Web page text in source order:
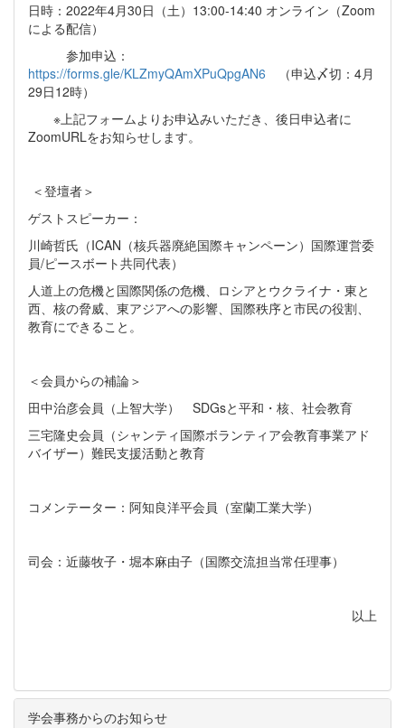
日時：2022年4月30日（土）13:00-14:40 オンライン（Zoom
による配信）
参加申込：
https://forms.gle/KLZmyQAmXPuQpgAN6 （申込〆切：4月
29日12時）
※上記フォームよりお申込みいただき、後日申込者に
ZoomURLをお知らせします。
＜登壇者＞
ゲストスピーカー：
川崎哲氏（ICAN（核兵器廃絶国際キャンペーン）国際運営委
員/ピースボート共同代表）
人道上の危機と国際関係の危機、ロシアとウクライナ・東と
西、核の脅威、東アジアへの影響、国際秩序と市民の役割、
教育にできること。
＜会員からの補論＞
田中治彦会員（上智大学） SDGsと平和・核、社会教育
三宅隆史会員（シャンティ国際ボランティア会教育事業アド
バイザー）難民支援活動と教育
コメンテーター：阿知良洋平会員（室蘭工業大学）
司会：近藤牧子・堀本麻由子（国際交流担当常任理事）
以上
学会事務からのお知らせ